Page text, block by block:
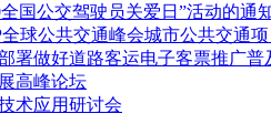
国公交驾驶员关爱日”活动的通
球公共交通峰会城市公共交通
署做好道路客运电子客票推广普
高峰论坛
术应用研讨会